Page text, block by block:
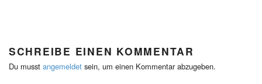
SCHREIBE EINEN KOMMENTAR
Du musst angemeldet sein, um einen Kommentar abzugeben.